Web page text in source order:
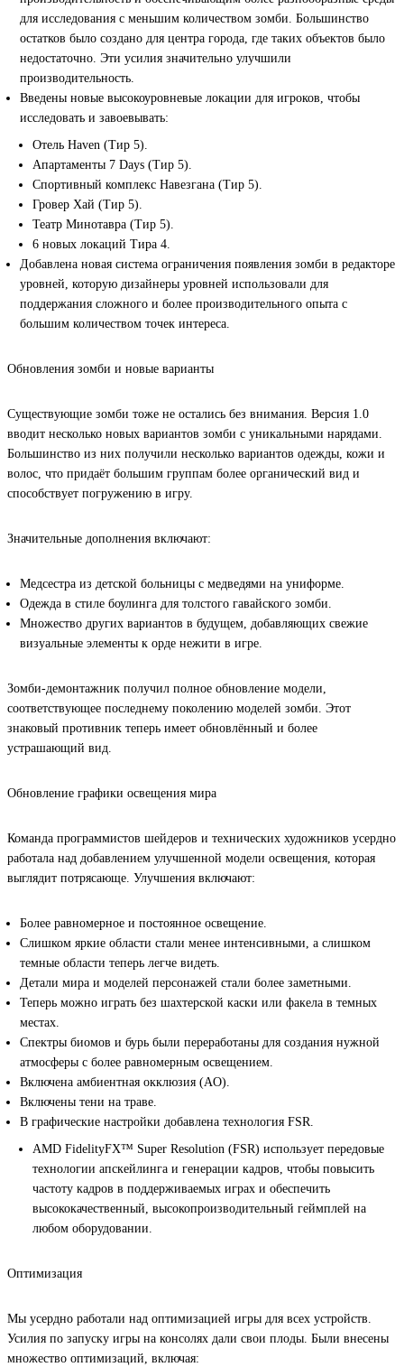
для исследования с меньшим количеством зомби. Большинство
остатков было создано для центра города, где таких объектов было
недостаточно. Эти усилия значительно улучшили
производительность.
Введены новые высокоуровневые локации для игроков, чтобы
исследовать и завоевывать:
Отель Haven (Тир 5).
Апартаменты 7 Days (Тир 5).
Спортивный комплекс Навезгана (Тир 5).
Гровер Хай (Тир 5).
Театр Минотавра (Тир 5).
6 новых локаций Тира 4.
Добавлена новая система ограничения появления зомби в редакторе
уровней, которую дизайнеры уровней использовали для
поддержания сложного и более производительного опыта с
большим количеством точек интереса.
Обновления зомби и новые варианты
Существующие зомби тоже не остались без внимания. Версия 1.0
вводит несколько новых вариантов зомби с уникальными нарядами.
Большинство из них получили несколько вариантов одежды, кожи и
волос, что придаёт большим группам более органический вид и
способствует погружению в игру.
Значительные дополнения включают:
Медсестра из детской больницы с медведями на униформе.
Одежда в стиле боулинга для толстого гавайского зомби.
Множество других вариантов в будущем, добавляющих свежие
визуальные элементы к орде нежити в игре.
Зомби-демонтажник получил полное обновление модели,
соответствующее последнему поколению моделей зомби. Этот
знаковый противник теперь имеет обновлённый и более
устрашающий вид.
Обновление графики освещения мира
Команда программистов шейдеров и технических художников усердно
работала над добавлением улучшенной модели освещения, которая
выглядит потрясающе. Улучшения включают:
Более равномерное и постоянное освещение.
Слишком яркие области стали менее интенсивными, а слишком
темные области теперь легче видеть.
Детали мира и моделей персонажей стали более заметными.
Теперь можно играть без шахтерской каски или факела в темных
местах.
Спектры биомов и бурь были переработаны для создания нужной
атмосферы с более равномерным освещением.
Включена амбиентная окклюзия (AO).
Включены тени на траве.
В графические настройки добавлена технология FSR.
AMD FidelityFX™ Super Resolution (FSR) использует передовые
технологии апскейлинга и генерации кадров, чтобы повысить
частоту кадров в поддерживаемых играх и обеспечить
высококачественный, высокопроизводительный геймплей на
любом оборудовании.
Оптимизация
Мы усердно работали над оптимизацией игры для всех устройств.
Усилия по запуску игры на консолях дали свои плоды. Были внесены
множество оптимизаций, включая: